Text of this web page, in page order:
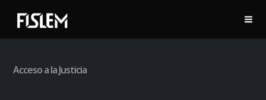
Acceso a la Justicia